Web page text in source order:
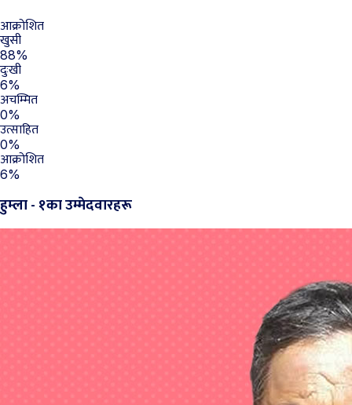
आक्रोशित
खुसी
88%
दुःखी
6%
अचम्मित
0%
उत्साहित
0%
आक्रोशित
6%
हुम्ला - १का उम्मेदवारहरू